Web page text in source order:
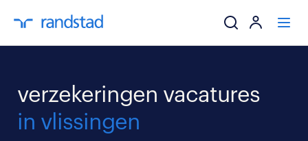
verzekeringen vacatures
in vlissingen